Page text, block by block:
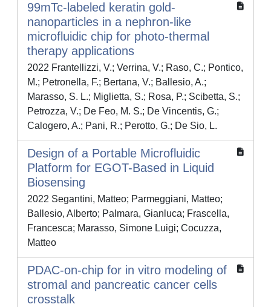
99mTc-labeled keratin gold-
nanoparticles in a nephron-like
microfluidic chip for photo-thermal
therapy applications
2022 Frantellizzi, V.; Verrina, V.; Raso, C.; Pontico,
M.; Petronella, F.; Bertana, V.; Ballesio, A.;
Marasso, S. L.; Miglietta, S.; Rosa, P.; Scibetta, S.;
Petrozza, V.; De Feo, M. S.; De Vincentis, G.;
Calogero, A.; Pani, R.; Perotto, G.; De Sio, L.
Design of a Portable Microfluidic
Platform for EGOT-Based in Liquid
Biosensing
2022 Segantini, Matteo; Parmeggiani, Matteo;
Ballesio, Alberto; Palmara, Gianluca; Frascella,
Francesca; Marasso, Simone Luigi; Cocuzza,
Matteo
PDAC-on-chip for in vitro modeling of
stromal and pancreatic cancer cells
crosstalk